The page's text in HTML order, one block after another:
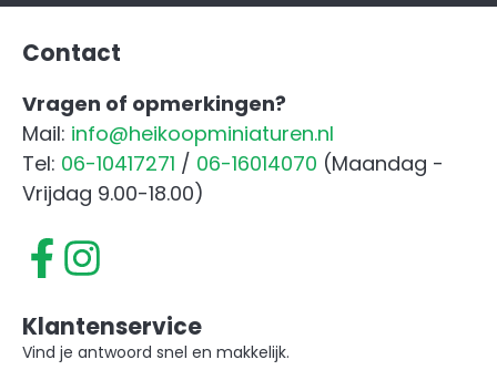
Contact
Vragen of opmerkingen?
Mail: info@heikoopminiaturen.nl
Tel: 06-10417271 / 06-16014070 (Maandag -
Vrijdag 9.00-18.00)
Klantenservice
Vind je antwoord snel en makkelijk.